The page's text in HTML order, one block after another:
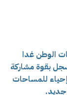
ولايات الوطن غدا
بقوة مشاركة
إحياء للمساحات
جديد.